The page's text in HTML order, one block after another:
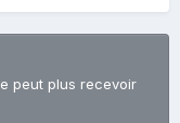
peut plus recevoir